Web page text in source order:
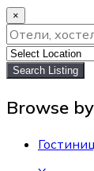
×
Search Listing
Browse